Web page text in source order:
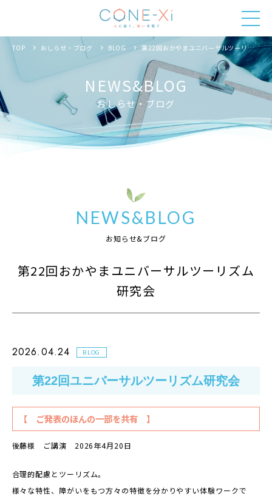
TOP おしらせ・ブログ BLOG 第22回おかやまユニバーサルツーリズム研究会
NEWS&BLOG
おしらせ・ブログ
NEWS&BLOG
お知らせ&ブログ
第22回おかやまユニバーサルツーリズム
研究会
2026.04.24 BLOG
第22回ユニバーサルツーリズム研究会
【 ご発表のほんの一部を共有 】
後藤様 ご講演 2026年4月20日
合理的配慮とツーリズム。
様々な特性、障がいをもつ方々の特徴を分かりやすい体験ワークで